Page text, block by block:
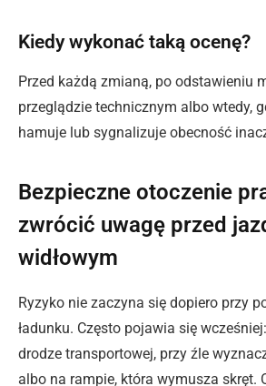
Kiedy wykonać taką ocenę?
Przed każdą zmianą, po odstawieniu
przeglądzie technicznym albo wtedy,
hamuje lub sygnalizuje obecność
Bezpieczne otoczenie
zwrócić uwagę przed
widłowym
Ryzyko nie zaczyna się dopiero przy
ładunku. Często pojawia się
drodze transportowej, przy źle
albo na rampie, która wymusza skręt.